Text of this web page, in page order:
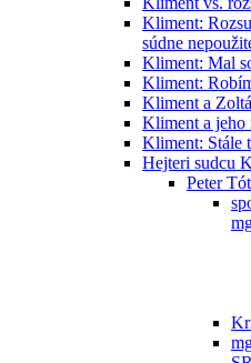
Kliment:
súdne
Kliment: Mal
Kliment:
Kliment a
Kliment a jeho
Kliment: Stále
Hejteri sudcu
Peter